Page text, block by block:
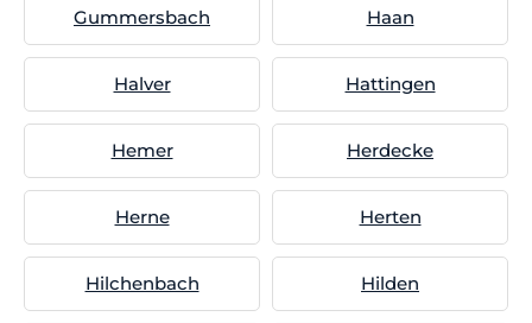
Gummersbach Haan
Halver Hattingen
Hemer Herdecke
Herne Herten
Hilchenbach Hilden